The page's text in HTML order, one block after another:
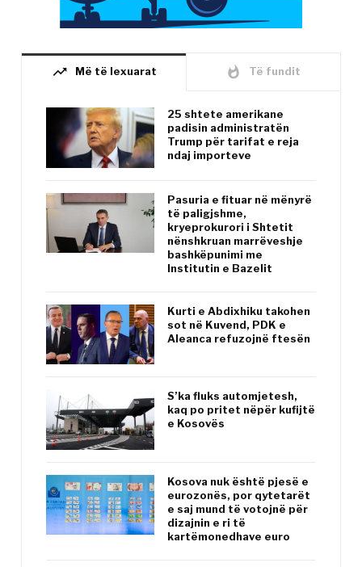
trending_up Më të lexuarat whatshot Të fundit
25 shtete amerikane
padisin administratën
Trump për tarifat e reja
ndaj importeve
Pasuria e fituar në mënyrë
të paligjshme,
kryeprokurori i Shtetit
nënshkruan marrëveshje
bashkëpunimi me
Institutin e Bazelit
Kurti e Abdixhiku takohen
sot në Kuvend, PDK e
Aleanca refuzojnë ftesën
S’ka fluks automjetesh,
kaq po pritet nëpër kufijtë
e Kosovës
Kosova nuk është pjesë e
eurozonës, por qytetarët
e saj mund të votojnë për
dizajnin e ri të
kartëmonedhave euro